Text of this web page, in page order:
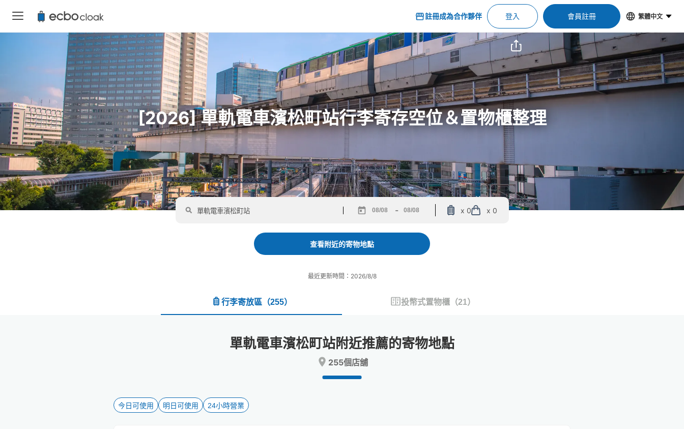
註冊成為合作夥伴 登入 會員註冊 繁體中文
[2026] 單軌電車濱松町站行李寄存空位＆置物櫃整理
forward
to
the
calendar
select
the
-
backward
interact
select
the
x 0 x 0
查看附近的寄物地點
最近更新時間：2026/8/8
行李寄放區 （255） 投幣式置物櫃（21）
單軌電車濱松町站附近推薦的寄物地點
255個店舖
今日可使用 明日可使用 24小時營業